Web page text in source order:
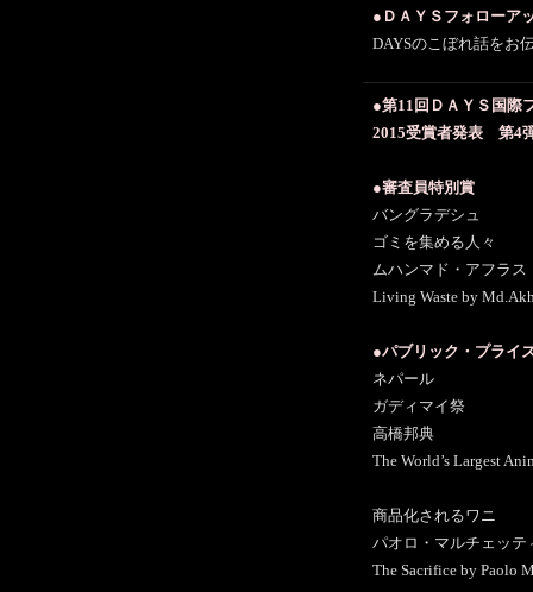
●ＤＡＹＳフォローア
DAYSのこぼれ話をお
●第11回ＤＡＹＳ国際
2015受賞者発表 第4
●審査員特別賞
バングラデシュ
ゴミを集める人々
ムハンマド・アフラス
Living Waste by
●パブリック・プライ
ネパール
ガディマイ祭
高橋邦典
The World’s Largest
商品化されるワニ
パオロ・マルチェッテ
The Sacrifice by Paolo